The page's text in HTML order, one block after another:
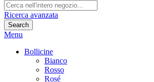
Ricerca avanzata
Search
Menu
Bollicine
Bianco
Rosso
Rosé